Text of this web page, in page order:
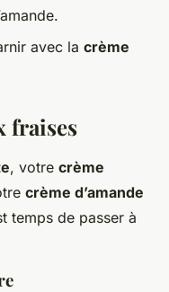
avec la crème
fraises
, votre crème
crème d’amande
temps de passer à